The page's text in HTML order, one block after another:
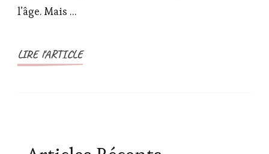
l’âge. Mais …
LIRE l'ARTICLE